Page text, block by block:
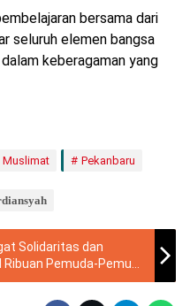
bersama dari
seluruh elemen bangsa
keberagaman yang
Muslimat Pekanbaru
Solidaritas dan
Pemuda-Pemudi